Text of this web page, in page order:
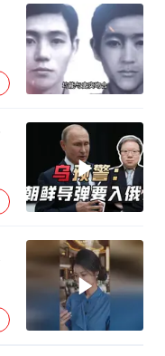
口对准中国记者
奋力开创中国式现代化建设新局面